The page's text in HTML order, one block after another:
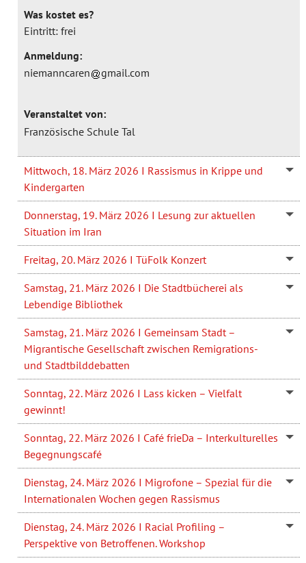
Was kostet es?
Eintritt: frei
Anmeldung:
niemanncaren
gmail.com
Veranstaltet von:
Französische Schule Tal
Mittwoch, 18. März 2026 I Rassismus in Krippe und
Kindergarten
Donnerstag, 19. März 2026 I Lesung zur aktuellen
Situation im Iran
Freitag, 20. März 2026 I TüFolk Konzert
Samstag, 21. März 2026 I Die Stadtbücherei als
Lebendige Bibliothek
Samstag, 21. März 2026 I Gemeinsam Stadt –
Migrantische Gesellschaft zwischen Remigrations-
und Stadtbilddebatten
Sonntag, 22. März 2026 I Lass kicken – Vielfalt
gewinnt!
Sonntag, 22. März 2026 I Café frieDa – Interkulturelles
Begegnungscafé
Dienstag, 24. März 2026 I Migrofone – Spezial für die
Internationalen Wochen gegen Rassismus
Dienstag, 24. März 2026 I Racial Profiling –
Perspektive von Betroffenen. Workshop